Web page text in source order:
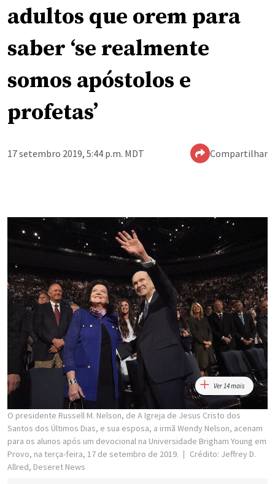
adultos que orem para
saber ‘se realmente
somos apóstolos e
profetas’
17 setembro 2019, 5:44 p.m. MDT Compartilhar
Ver 14 mais
O presidente Russell M. Nelson, de A Igreja de Jesus Cristo dos
Santos dos Últimos Dias, e sua esposa, a irmã Wendy Nelson, acenam
para os alunos após um devocional na Universidade Brigham Young em
Provo, na terça-feira, 17 de setembro de 2019.
Crédito: Jeffrey D.
Allred, Deseret News